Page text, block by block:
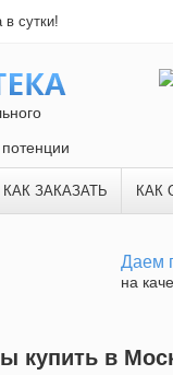
сутки!
КАК ЗАКАЗАТЬ КАК
Даем
на
купить в